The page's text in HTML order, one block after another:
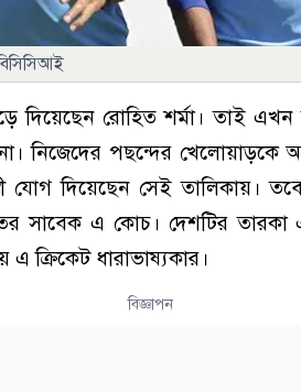
দিয়েছেন রোহিত শর্মা। তাই
নিজেদের পছন্দের খেলোয়াড়কে
যোগ দিয়েছেন সেই তালিকায়।
সাবেক এ কোচ। দেশটির তারকা
এ ক্রিকেট ধারাভাষ্যকার।
বিজ্ঞাপন